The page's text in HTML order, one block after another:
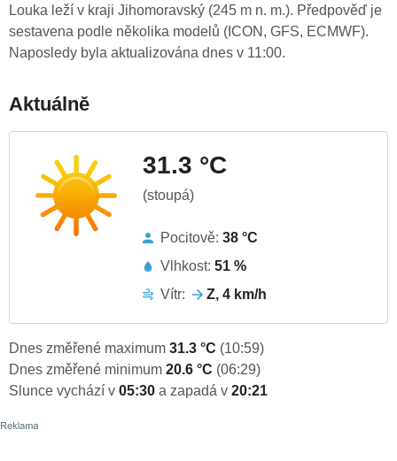
Louka leží v kraji Jihomoravský (245 m n. m.). Předpověď je
sestavena podle několika modelů (ICON, GFS, ECMWF).
Naposledy byla aktualizována dnes v 11:00.
Aktuálně
31.3 °C
(stoupá)
Pocitově: 38 °C
Vlhkost: 51 %
Vítr:
Z, 4 km/h
Dnes změřené maximum 31.3 °C (10:59)
Dnes změřené minimum 20.6 °C (06:29)
Slunce vychází v 05:30 a zapadá v 20:21